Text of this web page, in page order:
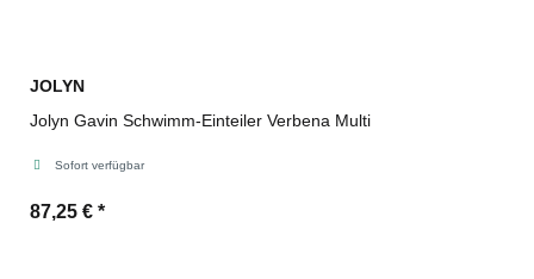
JOLYN
Jolyn Gavin Schwimm-Einteiler Verbena Multi
Sofort verfügbar
87,25 € *